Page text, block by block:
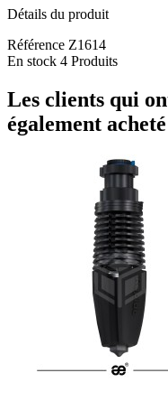
Détails du produit
Référence Z1614
En stock 4 Produits
Les clients qui
également